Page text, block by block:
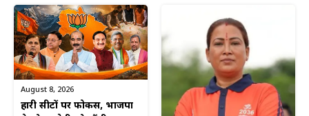
August 8, 2026
हारी सीटों पर फोकस, भाजपा